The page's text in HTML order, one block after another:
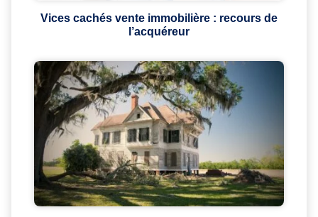
Vices cachés vente immobilière : recours de
l’acquéreur